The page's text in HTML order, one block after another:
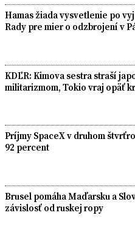
Hamas žiada vysvetlenie po
Rady pre mier o odzbrojení v
KDĽR: Kimova sestra straší
militarizmom, Tokio vraj opäť
Príjmy SpaceX v druhom
92 percent
Brusel pomáha Maďarsku a
závislosť od ruskej ropy